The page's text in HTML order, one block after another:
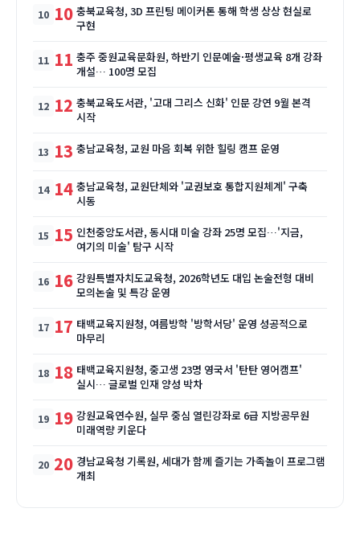
10 충북교육청, 3D 프린팅 메이커톤 통해 학생 상상 현실로
구현
11 충주 중원교육문화원, 하반기 인문예술·평생교육 8개 강좌
개설… 100명 모집
12 충북교육도서관, '고대 그리스 신화' 인문 강연 9월 본격
시작
13 충남교육청, 교원 마음 회복 위한 힐링 캠프 운영
14 충남교육청, 교원단체와 '교권보호 통합지원체계' 구축
시동
15 인천중앙도서관, 동시대 미술 강좌 25명 모집…'지금,
여기의 미술' 탐구 시작
16 강원특별자치도교육청, 2026학년도 대입 논술전형 대비
모의논술 및 특강 운영
17 태백교육지원청, 여름방학 '방학서당' 운영 성공적으로
마무리
18 태백교육지원청, 중고생 23명 영국서 '탄탄 영어캠프'
실시… 글로벌 인재 양성 박차
19 강원교육연수원, 실무 중심 열린강좌로 6급 지방공무원
미래역량 키운다
20 경남교육청 기록원, 세대가 함께 즐기는 가족놀이 프로그램
개최